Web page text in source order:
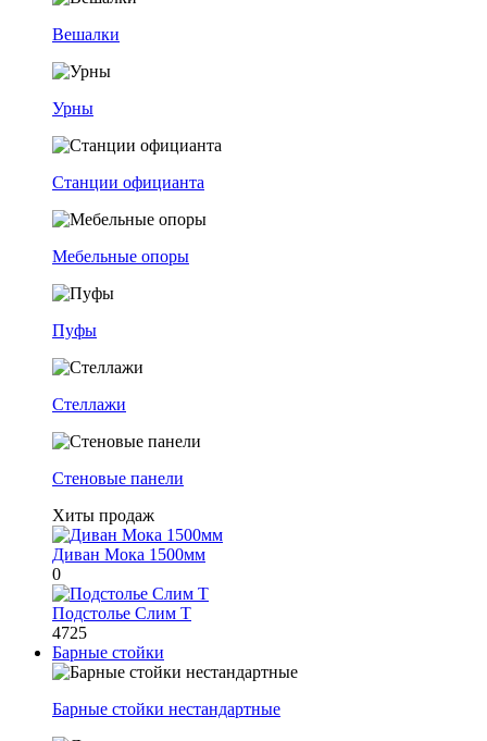
Вешалки
Урны
Станции официанта
Мебельные опоры
Пуфы
Стеллажи
Стеновые панели
Хиты продаж
Диван Мока 1500мм
0
Подстолье Слим Т
4725
Барные стойки
Барные стойки нестандартные